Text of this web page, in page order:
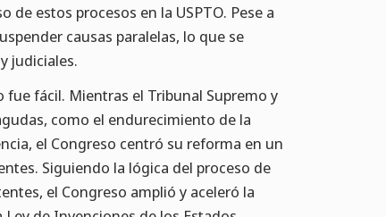
estos procesos en la USPTO. Pese a
causas paralelas, lo que se
judiciales.
fácil. Mientras el Tribunal Supremo y
como el endurecimiento de la
el Congreso centró su reforma en un
Siguiendo la lógica del proceso de
el Congreso amplió y aceleró la